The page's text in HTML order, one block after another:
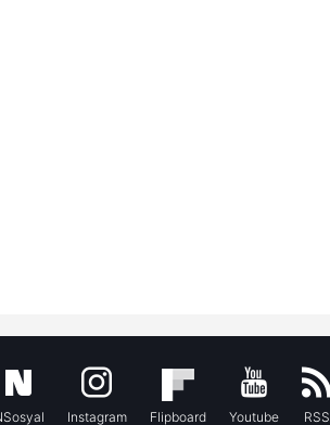
Instagram Flipboard Youtube RSS